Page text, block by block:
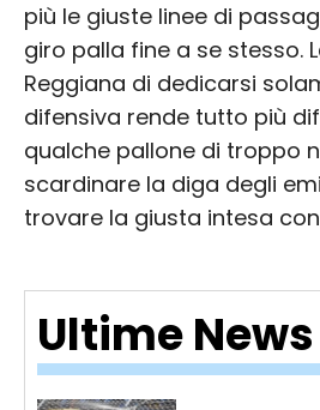
Ultime News
più le giuste linee di
giro palla fine a se stesso.
Reggiana di dedicarsi
difensiva rende tutto più
qualche pallone di troppo
scardinare la diga degli
trovare la giusta intesa